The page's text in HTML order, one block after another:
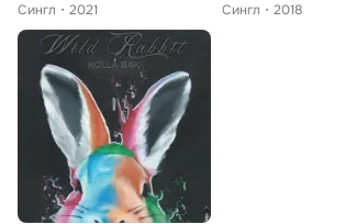
Сингл
2021
Сингл
2018